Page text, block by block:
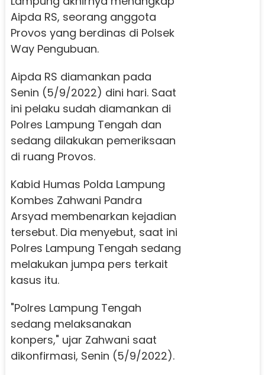
Aipda RS, seorang anggota
Provos yang berdinas di Polsek
Way Pengubuan.
Aipda RS diamankan pada
Senin (5/9/2022) dini hari. Saat
ini pelaku sudah diamankan di
Polres Lampung Tengah dan
sedang dilakukan pemeriksaan
di ruang Provos.
Kabid Humas Polda Lampung
Kombes Zahwani Pandra
Arsyad membenarkan kejadian
tersebut. Dia menyebut, saat ini
Polres Lampung Tengah sedang
melakukan jumpa pers terkait
kasus itu.
"Polres Lampung Tengah
sedang melaksanakan
konpers," ujar Zahwani saat
dikonfirmasi, Senin (5/9/2022).